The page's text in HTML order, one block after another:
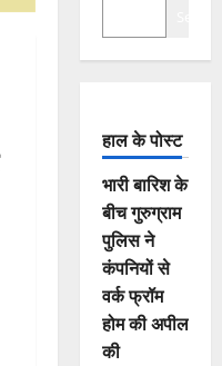
हाल के पोस्ट
भारी बारिश के
बीच गुरुग्राम
पुलिस ने
कंपनियों से
वर्क फ्रॉम
होम की अपील
की